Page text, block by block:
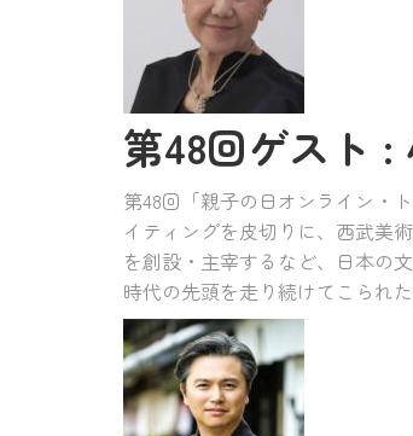
第48回ゲスト
第48回「親子の日オンライン・
イティングを皮切りに、西武美
を創設・主宰するなど、日本の
時代の先頭を走り続けてこられ